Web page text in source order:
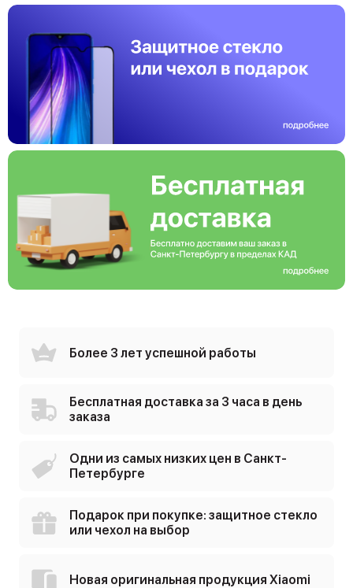
Более 3 лет успешной работы
Бесплатная доставка за 3 часа в день
заказа
Одни из самых низких цен в Санкт-
Петербурге
Подарок при покупке: защитное стекло
или чехол на выбор
Новая оригинальная продукция Xiaomi